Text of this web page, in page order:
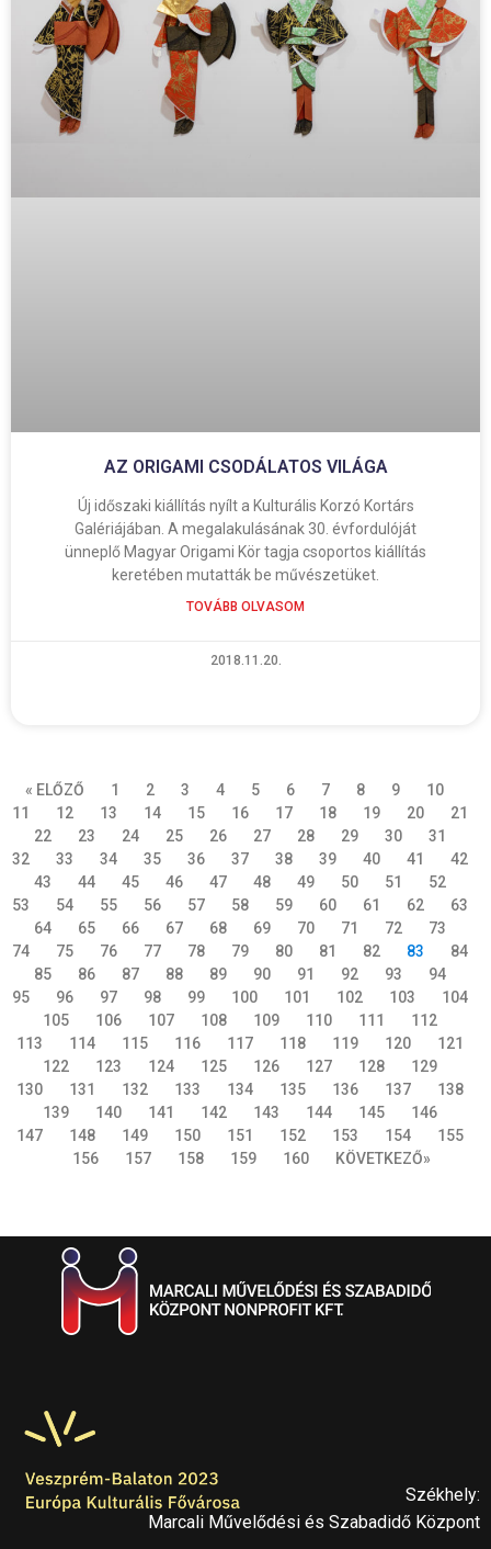
AZ ORIGAMI CSODÁLATOS VILÁGA
Új időszaki kiállítás nyílt a Kulturális Korzó Kortárs
Galériájában. A megalakulásának 30. évfordulóját
ünneplő Magyar Origami Kör tagja csoportos kiállítás
keretében mutatták be művészetüket.
TOVÁBB OLVASOM
2018.11.20.
« ELŐZŐ 1 2 3 4 5 6 7 8 9
10
11
12 13 14 15 16 17 18 19 20
21
22
23 24 25 26 27 28 29 30
31
32
33 34 35 36 37 38 39 40 41
42
43
44 45 46 47 48 49 50 51
52
53
54 55 56 57 58 59 60 61 62
63
64
65 66 67 68 69 70 71 72
73
74
75 76 77 78 79 80 81 82 83
84
85
86 87 88 89 90 91 92 93
94
95
96 97 98 99 100 101 102 103
104
105
106 107 108 109 110 111
112
113
114 115 116 117 118 119 120
121
122
123 124 125 126 127 128
129
130
131 132 133 134 135 136 137
138
139
140 141 142 143 144 145
146
147
148 149 150 151 152 153 154
155
156
157 158 159 160 KÖVETKEZŐ»
Székhely:
Marcali Művelődési és Szabadidő Központ